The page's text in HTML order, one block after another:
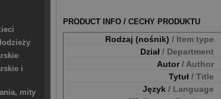
i
mity
PRODUCT INFO / CECHY PRODUKTU
Rodzaj (nośnik) / Item type
Dział / Department
Autor/ Author
Tytuł / Title
Język / Language